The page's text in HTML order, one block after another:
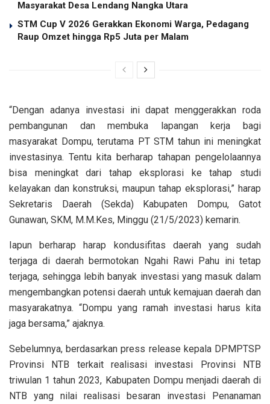
Masyarakat Desa Lendang Nangka Utara
STM Cup V 2026 Gerakkan Ekonomi Warga, Pedagang
Raup Omzet hingga Rp5 Juta per Malam
“Dengan adanya investasi ini dapat menggerakkan roda
pembangunan dan membuka lapangan kerja bagi
masyarakat Dompu, terutama PT STM tahun ini meningkat
investasinya. Tentu kita berharap tahapan pengelolaannya
bisa meningkat dari tahap eksplorasi ke tahap studi
kelayakan dan konstruksi, maupun tahap eksplorasi,” harap
Sekretaris Daerah (Sekda) Kabupaten Dompu, Gatot
Gunawan, SKM, M.M.Kes, Minggu (21/5/2023) kemarin.
Iapun berharap harap kondusifitas daerah yang sudah
terjaga di daerah bermotokan Ngahi Rawi Pahu ini tetap
terjaga, sehingga lebih banyak investasi yang masuk dalam
mengembangkan potensi daerah untuk kemajuan daerah dan
masyarakatnya. “Dompu yang ramah investasi harus kita
jaga bersama,” ajaknya.
Sebelumnya, berdasarkan press release kepala DPMPTSP
Provinsi NTB terkait realisasi investasi Provinsi NTB
triwulan 1 tahun 2023, Kabupaten Dompu menjadi daerah di
NTB yang nilai realisasi besaran investasi Penanaman